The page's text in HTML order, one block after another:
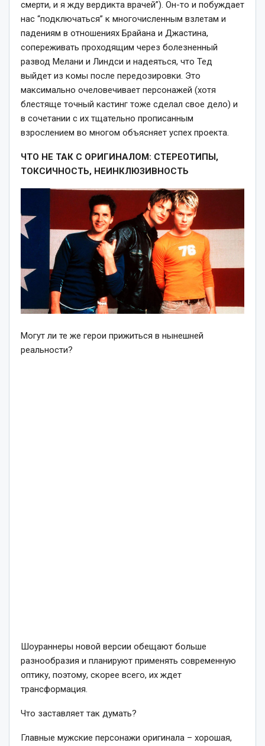
смерти, и я жду вердикта врачей”). Он-то и побуждает
нас “подключаться” к многочисленным взлетам и
падениям в отношениях Брайана и Джастина,
сопереживать проходящим через болезненный
развод Мелани и Линдси и надеяться, что Тед
выйдет из комы после передозировки. Это
максимально очеловечивает персонажей (хотя
блестяще точный кастинг тоже сделал свое дело) и
в сочетании с их тщательно прописанным
взрослением во многом объясняет успех проекта.
ЧТО НЕ ТАК С ОРИГИНАЛОМ: СТЕРЕОТИПЫ,
ТОКСИЧНОСТЬ, НЕИНКЛЮЗИВНОСТЬ
Могут ли те же герои прижиться в нынешней
реальности?
Шоураннеры новой версии обещают больше
разнообразия и планируют применять современную
оптику, поэтому, скорее всего, их ждет
трансформация.
Что заставляет так думать?
Главные мужские персонажи оригинала – хорошая,